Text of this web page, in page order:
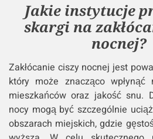
Jakie instytucje
skargi na
nocnej?
Zakłócanie ciszy nocnej jest
który może znacząco
mieszkańców oraz jakość snu.
nocy mogą być szczególnie
obszarach miejskich, gdzie